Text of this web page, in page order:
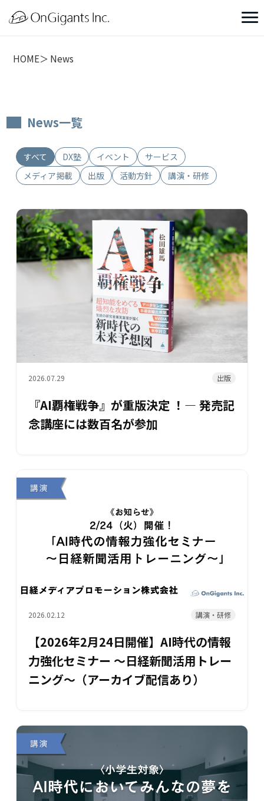
HOME News
News一覧
すべて DX塾 イベント
サービス
メディア掲載
出版 活動方針 講演・研修
2026.07.29 出版
『AI覇権戦争』が重版決定 ！― 発売記
念講座には数百名が参加
2026.02.12 講演・研修
【2026年2月24日開催】AI時代の情報
力強化セミナー ～日経新聞活用トレー
ニング～（アーカイブ配信あり）